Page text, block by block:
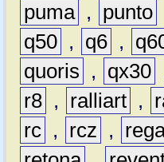
puma , punto
q50 , q6 ,
quoris
, qx30
r8 , ralliart ,
rc , rcz ,